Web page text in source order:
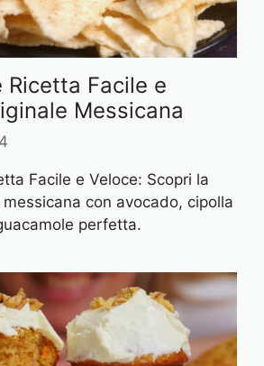
Ricetta Facile e
Messicana
Facile e Veloce: Scopri la
con avocado, cipolla
perfetta.